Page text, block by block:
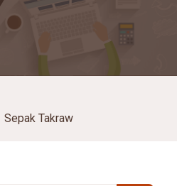
Sepak Takraw